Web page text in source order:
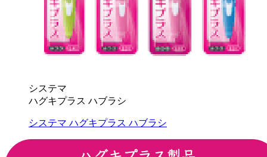
システマ
ハグキプラス ハブラシ
システマ ハグキプラス ハブラシ